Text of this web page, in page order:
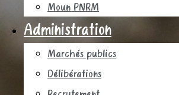
Moun PNRM
Administration
Marchés publics
Délibérations